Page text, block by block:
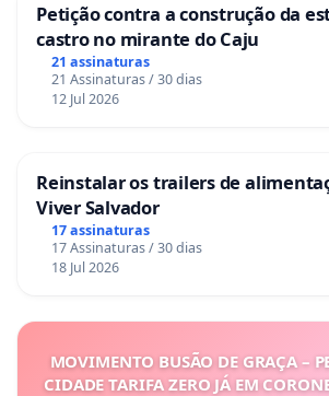
Petição contra a construção da
castro no mirante do Caju
21 assinaturas
21 Assinaturas / 30 dias
12 Jul 2026
Reinstalar os trailers de
Viver Salvador
17 assinaturas
17 Assinaturas / 30 dias
18 Jul 2026
MOVIMENTO BUSÃO DE GRAÇA –
CIDADE TARIFA ZERO JÁ EM